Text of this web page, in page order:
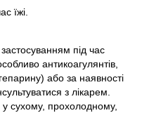
їжі.
під час
антикоагулянтів,
або за наявності
з лікарем.
у сухому, прохолодному,